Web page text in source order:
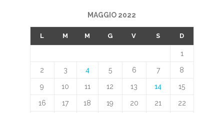
MAGGIO 2022
L M M G V S D
1
2 3 4 5 6 7 8
9 10 11 12 13 14 15
16 17 18 19 20 21 22